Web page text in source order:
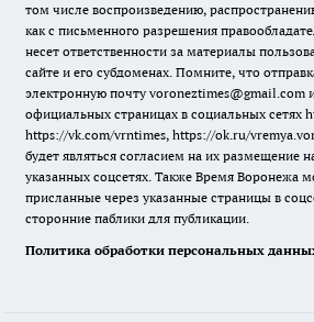
том числе воспроизведению,
как с письменного разрешения
несет ответственности за материалы
сайте и его субдоменах. Помните, что
электронную почту voroneztimes@gmail.com
официальных страницах в социальных сетях
https://vk.com/vrntimes, https://ok.ru/
будет являться согласием на их размещение
указанных соцсетях. Также Время Воронежа
присланные через указанные страницы в
сторонние паблики для публикации.
Политика обработки персональных